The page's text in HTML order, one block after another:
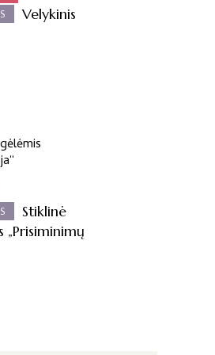
Velykinis
Stiklinė
„Prisiminimų